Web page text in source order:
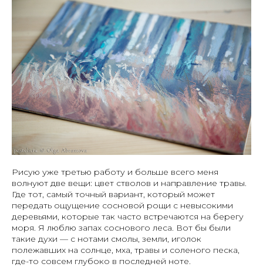
Рисую уже третью работу и больше всего меня
волнуют две вещи: цвет стволов и направление травы.
Где тот, самый точный вариант, который может
передать ощущение сосновой рощи с невысокими
деревьями, которые так часто встречаются на берегу
моря. Я люблю запах соснового леса. Вот бы были
такие духи — с нотами смолы, земли, иголок
полежавших на солнце, мха, травы и соленого песка,
где-то совсем глубоко в последней ноте.